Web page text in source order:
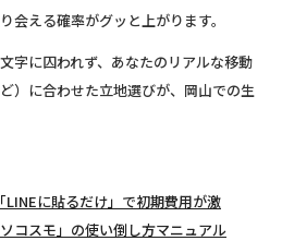
会える確率がグッと上がります。
字に囚われず、あなたのリアルな移動
）に合わせた立地選びが、岡山での生
LINEに貼るだけ」で初期費用が激
コスモ」の使い倒し方マニュアル